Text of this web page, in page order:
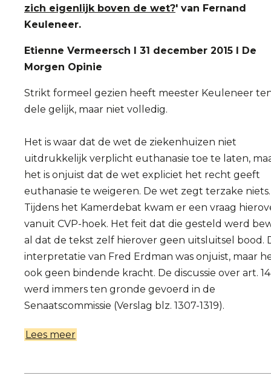
zich eigenlijk boven de wet?' van Fernand
Keuleneer.
Etienne Vermeersch I 31 december 2015 I De
Morgen Opinie
Strikt formeel gezien heeft meester Keuleneer
dele gelijk, maar niet volledig.
Het is waar dat de wet de ziekenhuizen niet
uitdrukkelijk verplicht euthanasie toe te laten,
het is onjuist dat de wet expliciet het recht geeft
euthanasie te weigeren. De wet zegt terzake niets.
Tijdens het Kamerdebat kwam er een vraag
vanuit CVP-hoek. Het feit dat die gesteld werd
al dat de tekst zelf hierover geen uitsluitsel bood.
interpretatie van Fred Erdman was onjuist, maar
ook geen bindende kracht. De discussie over art. 14
werd immers ten gronde gevoerd in de
Senaatscommissie (Verslag blz. 1307-1319).
Lees meer